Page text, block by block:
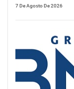
7 De Agosto De 2026